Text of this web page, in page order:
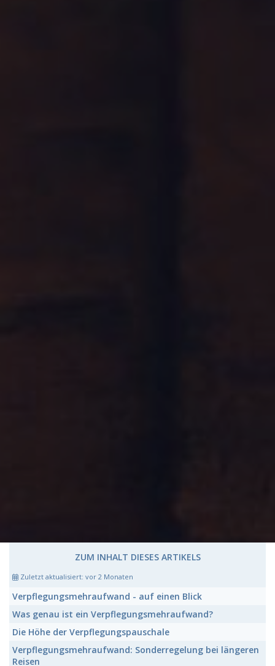
ZUM INHALT DIESES ARTIKELS
Zuletzt aktualisiert: vor 2 Monaten
Verpflegungsmehraufwand - auf einen Blick
Was genau ist ein Verpflegungsmehraufwand?
Die Höhe der Verpflegungspauschale
Verpflegungsmehraufwand: Sonderregelung bei längeren
Reisen